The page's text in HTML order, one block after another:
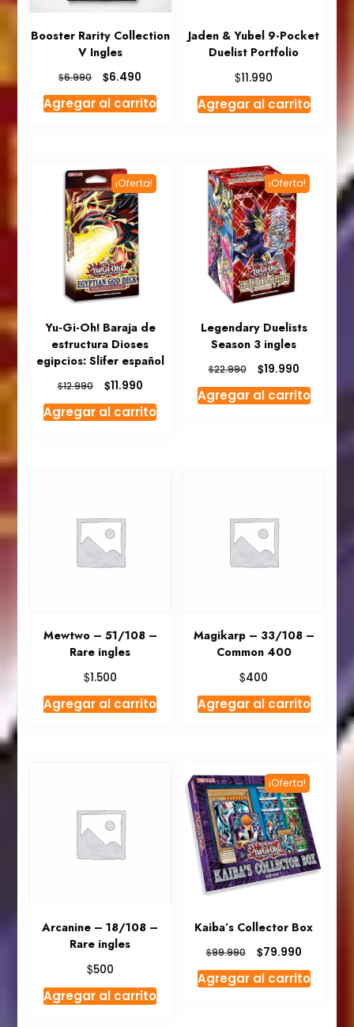
Booster Rarity Collection
V Ingles
$6.990
El
precio
original
$6.490
precio
actual
Agregar al carrito
Jaden & Yubel 9-Pocket
Duelist Portfolio
$11.990
Agregar al carrito
¡Oferta!
Yu-Gi-Oh! Baraja de
estructura Dioses
egipcios: Slifer español
$12.990
precio
original
$11.990El
precio
actual
Agregar al carrito
¡Oferta!
Legendary Duelists
Season 3 ingles
$22.990
precio
original
$19.990El
precio
actual
Agregar al carrito
Mewtwo – 51/108 –
Rare ingles
$1.500
Agregar al carrito
Magikarp – 33/108 –
Common 400
$400
Agregar al carrito
Arcanine – 18/108 –
Rare ingles
$500
Agregar al carrito
¡Oferta!
Kaiba’s Collector Box
$99.990
precio
original
$79.990El
precio
actual
Agregar al carrito